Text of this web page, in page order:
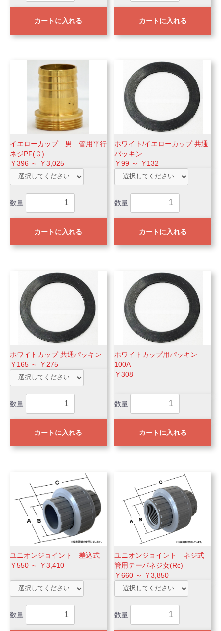
カートに入れる カートに入れる
イエローカップ 男 管用平行
ネジPF(Ｇ)
￥396 ～ ￥3,025
数量
カートに入れる
ホワイト/イエローカップ 共通
パッキン
￥99 ～ ￥132
数量
カートに入れる
ホワイトカップ 共通パッキン
￥165 ～ ￥275
数量
カートに入れる
ホワイトカップ用パッキン
100A
￥308
数量
カートに入れる
ユニオンジョイント 差込式
￥550 ～ ￥3,410
数量
ユニオンジョイント ネジ式
管用テーパネジ女(Rc)
￥660 ～ ￥3,850
数量